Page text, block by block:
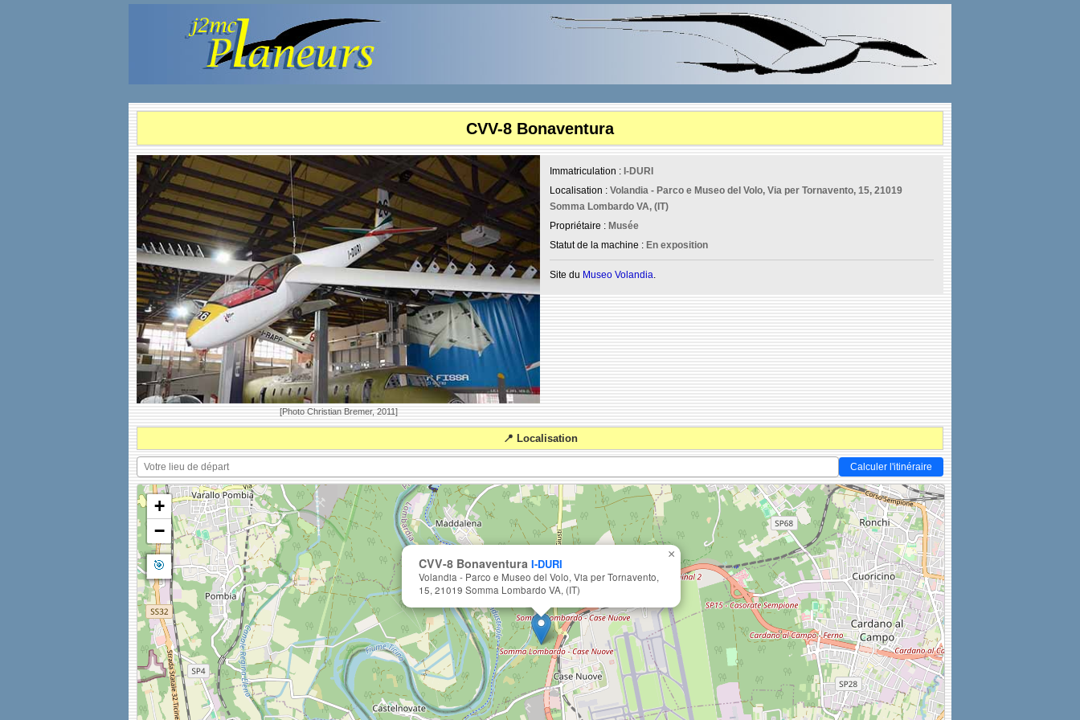
CVV-8 Bonaventura
[Photo Christian Bremer, 2011]
Immatriculation : I-DURI
Localisation : Volandia - Parco e Museo del Volo, Via per Tornavento, 15, 21019
Somma Lombardo VA, (IT)
Propriétaire : Musée
Statut de la machine : En exposition
Site du Museo Volandia.
📍 Localisation
Calculer l'itinéraire
CVV-8 Bonaventura I-DURI
Volandia - Parco e Museo del Volo, Via per Tornavento,
15, 21019 Somma Lombardo VA, (IT)
×
+
−
🎯